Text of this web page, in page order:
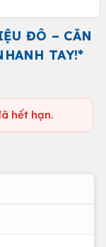
ĐÔ – CĂN
TAY!*
hết hạn.